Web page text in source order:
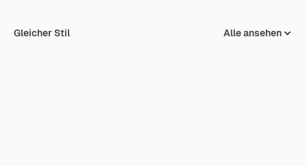
Gleicher Stil Alle ansehen